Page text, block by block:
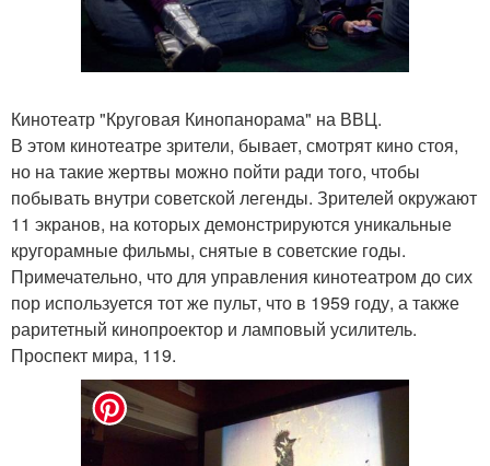
Кинотеатр "Круговая Кинопанорама" на ВВЦ.
В этом кинотеатре зрители, бывает, смотрят кино стоя,
но на такие жертвы можно пойти ради того, чтобы
побывать внутри советской легенды. Зрителей окружают
11 экранов, на которых демонстрируются уникальные
кругорамные фильмы, снятые в советские годы.
Примечательно, что для управления кинотеатром до сих
пор используется тот же пульт, что в 1959 году, а также
раритетный кинопроектор и ламповый усилитель.
Проспект мира, 119.